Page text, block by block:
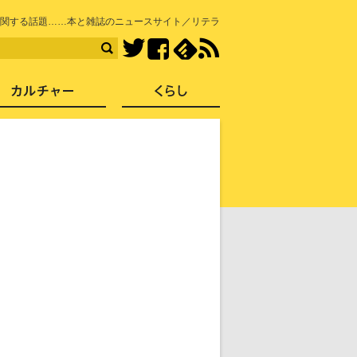
する話題……本と雑誌のニュースサイト／リテラ
TwitterFacebook
社会